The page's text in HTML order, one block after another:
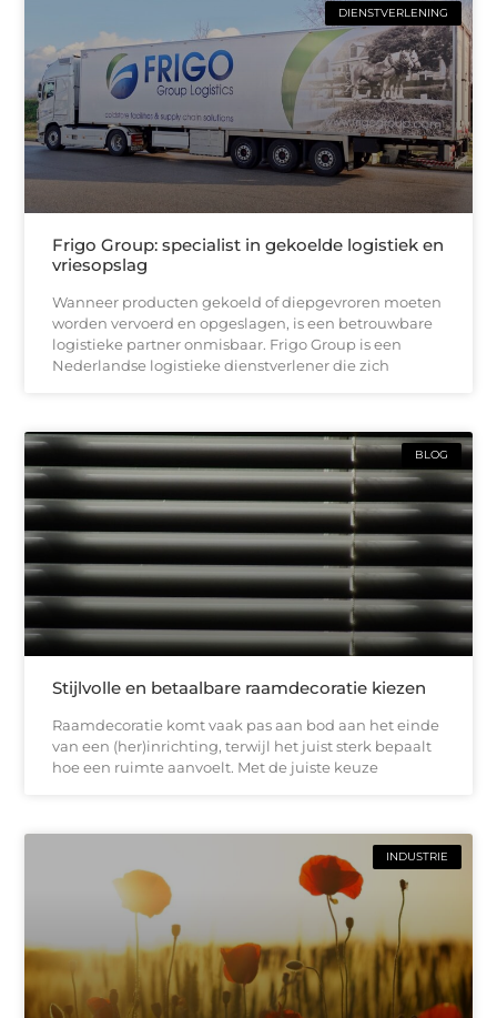
DIENSTVERLENING
Frigo Group: specialist in gekoelde logistiek en
vriesopslag
Wanneer producten gekoeld of diepgevroren moeten
worden vervoerd en opgeslagen, is een betrouwbare
logistieke partner onmisbaar. Frigo Group is een
Nederlandse logistieke dienstverlener die zich
BLOG
Stijlvolle en betaalbare raamdecoratie kiezen
Raamdecoratie komt vaak pas aan bod aan het einde
van een (her)inrichting, terwijl het juist sterk bepaalt
hoe een ruimte aanvoelt. Met de juiste keuze
INDUSTRIE